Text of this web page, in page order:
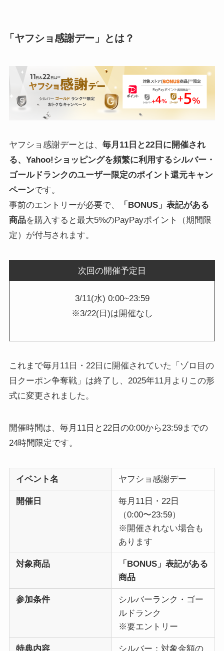
「ヤフショ感謝デー」とは？
ヤフショ感謝デーとは、 毎月11日と22日に開催され
る、Yahoo!ショッピングを頻繁に利用するシルバー・
ゴールドランクのユーザー限定のポイント還元キャン
ペーンです。
事前のエントリーが必要で、
「BONUS」表記がある
商品を購入すると最大5%のPayPayポイント（期間限
定）が付与されます。
次回の開催予定日
3/11(水) 0:00~23:59
※3/22(日)は開催なし
これまで毎月11日・22日に開催されていた「ゾロ目の
日クーポン争奪戦」は終了し、2025年11月よりこの形
式に変更されました。
開催時間は、毎月11日と22日の0:00から23:59までの
24時間限定です。
イベント名 ヤフショ感謝デー
開催日
毎月11日・22日
（0:00〜23:59）
※開催されない場合も
あります
対象商品
「BONUS」表記がある
商品
参加条件
シルバーランク・ゴー
ルドランク
※要エントリー
特典内容 シルバー：対象金額の